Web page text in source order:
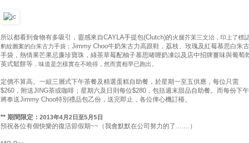
所以都看到食物有多吸引，靈感來自CAYLA手提包(Clutch)的火 腿芥茉三文治 ，印上了標
豹紋圖案的白朱古力手袋； Jimmy Choo牛奶朱古力高跟鞋，荔枝、玫瑰及紅莓慕思白朱
手袋，熱情果芒果忌廉珍寶珠，綠茶草莓配柚子慕思啫喱奶凍以及店中招牌薑味與葡萄
英式鬆餅等 ，味道是怎樣實在不曉得，然而賣相早已跑出。
定價不算高。一組三層式下午茶餐及精選蛋糕自助餐，於星期一至五供應，每位只需
$260，附送JING茶或咖啡；星期六及日則每位$280，包括週末甜品自助餐。而每份下
將奉送Jimmy Choo特別禮品包乙份，送完即止，各位俾心機訂檯。
** 期間限定： 2013年4月2日至5月5日
預祝各位有個快樂的復活節假期~~（我會默默在公司努力的了.......）